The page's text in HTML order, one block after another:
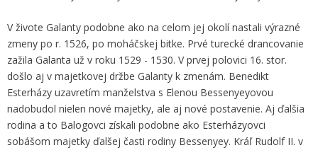
V živote Galanty podobne ako na celom jej okolí nastali výrazné
zmeny po r. 1526, po moháčskej bitke. Prvé turecké drancovanie
zažila Galanta už v roku 1529 - 1530. V prvej polovici 16. stor.
došlo aj v majetkovej držbe Galanty k zmenám. Benedikt
Esterházy uzavretím manželstva s Elenou Bessenyeyovou
nadobudol nielen nové majetky, ale aj nové postavenie. Aj ďalšia
rodina a to Balogovci získali podobne ako Esterházyovci
sobášom majetky ďalšej časti rodiny Bessenyey. Kráľ Rudolf II. v